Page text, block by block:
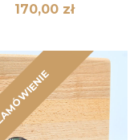
170,00 zł